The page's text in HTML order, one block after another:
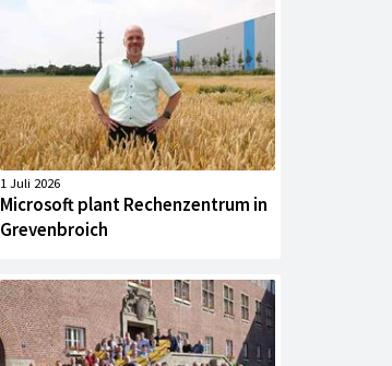
1 Juli 2026
Microsoft plant Rechenzentrum in
Grevenbroich